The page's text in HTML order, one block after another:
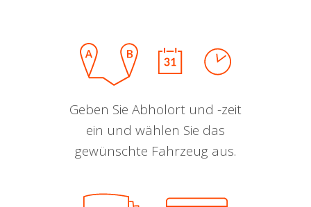
Geben Sie Abholort und -zeit
ein und wählen Sie das
gewünschte Fahrzeug aus.